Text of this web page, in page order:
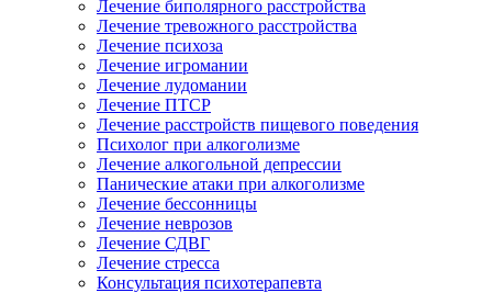
Лечение биполярного расстройства
Лечение тревожного расстройства
Лечение психоза
Лечение игромании
Лечение лудомании
Лечение ПТСР
Лечение расстройств пищевого поведения
Психолог при алкоголизме
Лечение алкогольной депрессии
Панические атаки при алкоголизме
Лечение бессонницы
Лечение неврозов
Лечение СДВГ
Лечение стресса
Консультация психотерапевта